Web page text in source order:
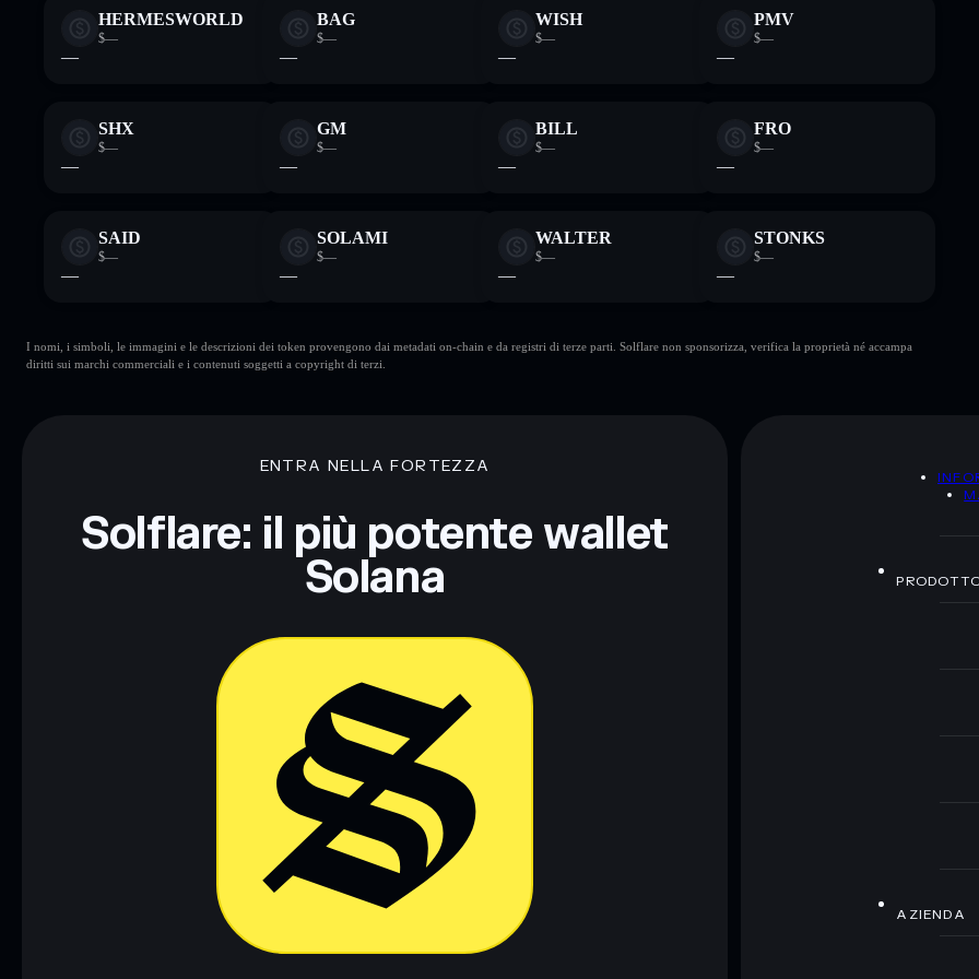
HERMESWORLD
$—
—
BAG
$—
—
WISH
$—
—
PMV
$—
—
SHX
$—
—
GM
$—
—
BILL
$—
—
FRO
$—
—
SAID
$—
—
SOLAMI
$—
—
WALTER
$—
—
STONKS
$—
—
I nomi, i simboli, le immagini e le descrizioni dei token provengono dai metadati on-chain e da registri di terze parti. Solflare non sponsorizza, verifica la proprietà né accampa
diritti sui marchi commerciali e i contenuti soggetti a copyright di terzi.
ENTRA NELLA FORTEZZA
Solflare: il più potente wallet
Solana
AZIENDA